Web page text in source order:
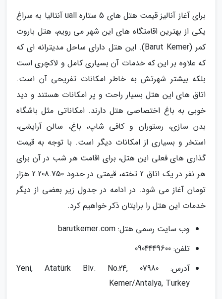
برای آغاز آنالیز قیمت هتل های 5 ستاره uall آنتالیا به سراغ
یکی از بهترین اقامتگاه های این شهر می رویم، هتل باروت
کمر (Barut Kemer). این هتل دارای ساحل مدیترانه ای که
که علاوه بر این که خدمات آن بسیاری کامل و لاکچری است
بلکه بیشتر شهرتش به خاطر امکانات تفریحی آن است.
اتاق های این هتل بسیار راحت و پر امکانات هستند و دید
خوبی به باغ اختصاصی هتل دارند. امکاناتی مثل باشگاه
بدن سازی، رستوران و کافی شاپ، باغ، سالن آرایشی،
استخر و بسیاری از امکانات دیگر است. با توجه به قیمت
گذاری های فعلی این هتل، برای اقامت هر شب در آن برای
هر نفر در یک اتاق 2 تخته، قیمتی در حدود 2.208.750 هزار
تومان آغاز می شود. در ادامه در جدول زیر بعضی از دیگر
خدمات این هتل را برایتان ذکر خواهیم کرد.
وب سایت رسمی هتل: barutkemer.com
تلفن: 0904449600
آدرس: Yeni, Atatürk Blv. No:24, 07980
Kemer/Antalya, Turkey